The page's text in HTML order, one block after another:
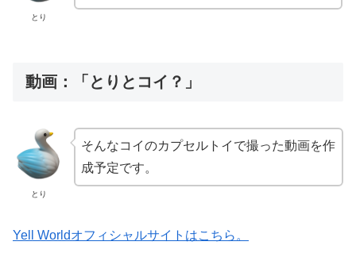
とり
動画：「とりとコイ？」
とり
そんなコイのカプセルトイで撮った動画を作
成予定です。
Yell Worldオフィシャルサイトはこちら。